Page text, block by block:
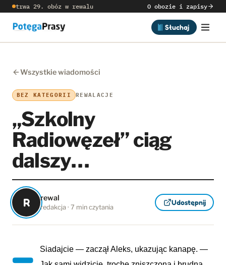
trwa 29. obóz w rewalu O obozie i zapisy
Słuchaj
Wszystkie wiadomości
BEZ KATEGORII REWALACJE
„Szkolny
Radiowęzeł” ciąg
dalszy…
R rewal
redakcja · 7 min czytania
Udostępnij
—
Siadajcie — zaczął Aleks, ukazując kanapę. —